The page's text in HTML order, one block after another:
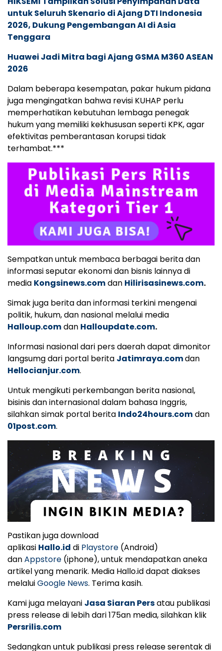
untuk Seluruh Skenario di Ajang DTI Indonesia
2026, Dukung Pengembangan AI di Asia
Tenggara
Huawei Jadi Mitra bagi Ajang GSMA M360 ASEAN
2026
Dalam beberapa kesempatan, pakar hukum pidana
juga mengingatkan bahwa revisi KUHAP perlu
memperhatikan kebutuhan lembaga penegak
hukum yang memiliki kekhususan seperti KPK, agar
efektivitas pemberantasan korupsi tidak
terhambat.***
Sempatkan untuk membaca berbagai berita dan
informasi seputar ekonomi dan bisnis lainnya di
media Kongsinews.comdan Hilirisasinews.com.
Simak juga berita dan informasi terkini mengenai
politik, hukum, dan nasional melalui media
Halloup.comdan Halloupdate.com.
Informasi nasional dari pers daerah dapat dimonitor
langsumg dari portal berita Jatimraya.comdan
Hellocianjur.com.
Untuk mengikuti perkembangan berita nasional,
bisinis dan internasional dalam bahasa Inggris,
silahkan simak portal berita Indo24hours.comdan
01post.com.
Pastikan juga download
aplikasi Hallo.id di Playstore (Android)
danAppstore (iphone), untuk mendapatkan aneka
artikel yang menarik. Media Hallo.id dapat diakses
melaluiGoogle News. Terima kasih.
Kami juga melayani Jasa Siaran Persatau publikasi
press release di lebih dari 175an media, silahkan klik
Persrilis.com
Sedangkan untuk publikasi press release serentak di